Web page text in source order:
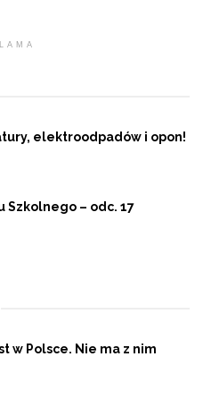
elektroodpadów i opon!
Szkolnego – odc. 17
w Polsce. Nie ma z nim